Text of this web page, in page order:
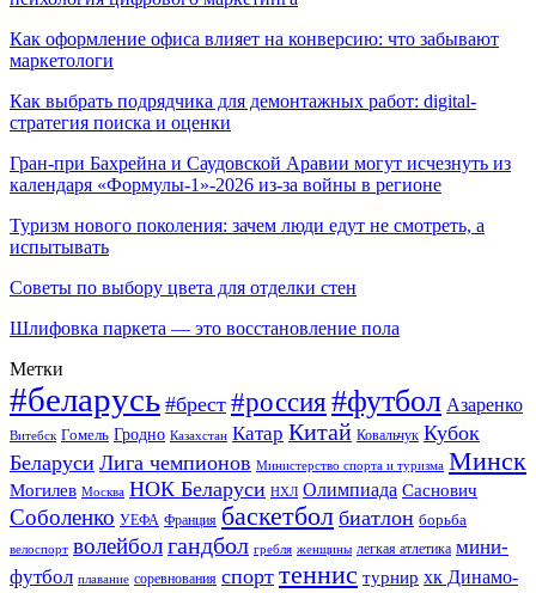
Как оформление офиса влияет на конверсию: что забывают
маркетологи
Как выбрать подрядчика для демонтажных работ: digital-
стратегия поиска и оценки
Гран-при Бахрейна и Саудовской Аравии могут исчезнуть из
календаря «Формулы-1»-2026 из-за войны в регионе
Туризм нового поколения: зачем люди едут не смотреть, а
испытывать
Советы по выбору цвета для отделки стен
Шлифовка паркета — это восстановление пола
Метки
#беларусь #брест #россия#футбол Азаренко
Витебск Гомель Гродно Казахстан Катар Китай Ковальчук Кубок
Беларуси Лига чемпионов Министерство спорта и туризма Минск
Могилев Москва НОК Беларуси НХЛ Олимпиада Саснович
Соболенко УЕФА Франция баскетбол биатлон борьба
велоспорт волейболгандбол гребля женщины легкая атлетика мини-
футбол плавание соревнования спорт теннис турнир хк Динамо-